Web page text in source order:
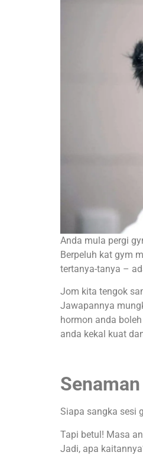
Anda mula pergi
Berpeluh kat gym
tertanya-tanya –
Jom kita tengok
Jawapannya
hormon anda
anda kekal kuat
Siapa sangka sesi
Tapi betul! Masa
Jadi, apa